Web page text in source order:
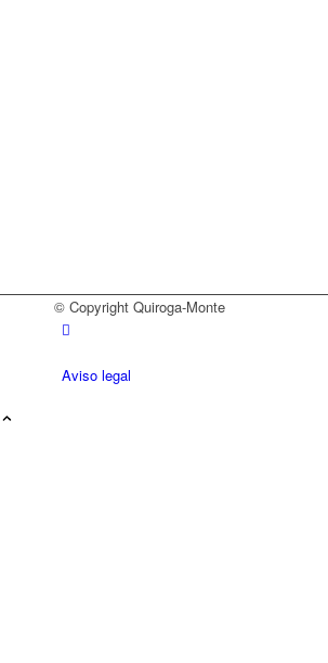
© Copyright Quiroga-Monte
Aviso legal